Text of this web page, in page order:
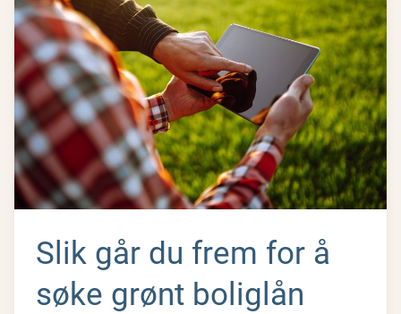
Slik går du frem for å
søke grønt boliglån